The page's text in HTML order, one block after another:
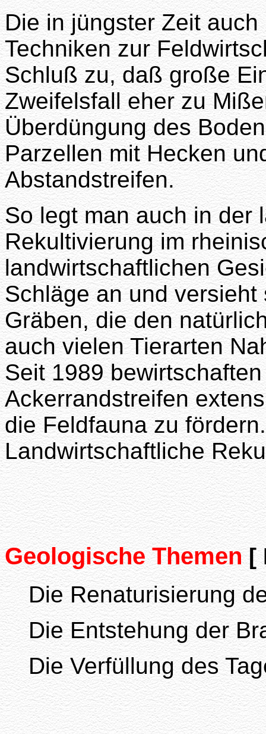
Die in jüngster Zeit
Techniken zur
Schluß zu, daß große
Zweifelsfall eher zu
Überdüngung des
Parzellen mit Hecken
Abstandstreifen.
So legt man auch in der
Rekultivierung im
landwirtschaftlichen
Schläge an und
Gräben, die den
auch vielen Tierarten
Seit 1989
Ackerrandstreifen
die Feldfauna zu
Landwirtschaftliche
Geologische Themen[
Die Renaturisierung
Die Entstehung der
Die Verfüllung des